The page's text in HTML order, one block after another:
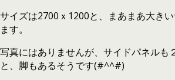
サイズは2700ｘ1200と、まあまあ大き
ます。
写真にはありませんが、サイドパネルも
と、脚もあるそうです(#^^#)